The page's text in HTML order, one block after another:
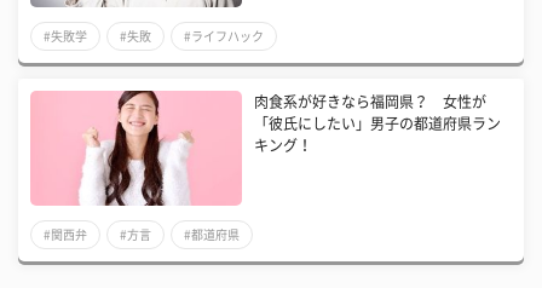
#失敗学 #失敗 #ライフハック
肉食系が好きなら福岡県？ 女性が
「彼氏にしたい」男子の都道府県ラン
キング！
#関西弁 #方言 #都道府県